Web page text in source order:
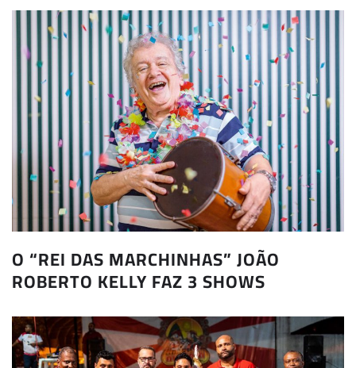
O “REI DAS MARCHINHAS” JOÃO
ROBERTO KELLY FAZ 3 SHOWS